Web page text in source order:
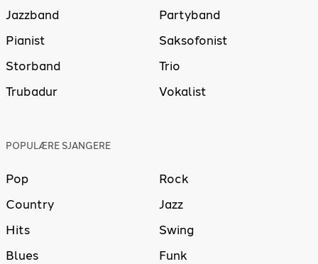
Jazzband
Partyband
Pianist
Saksofonist
Storband
Trio
Trubadur
Vokalist
POPULÆRE SJANGERE
Pop
Rock
Country
Jazz
Hits
Swing
Blues
Funk